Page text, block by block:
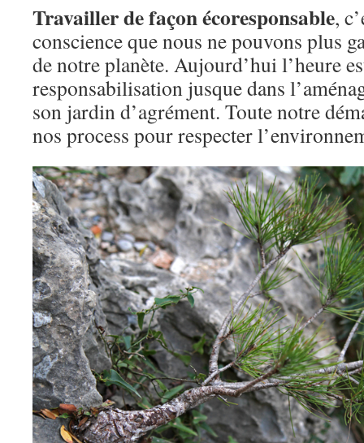
Travailler de façon écoresponsable,
conscience que nous ne pouvons plus
de notre planète. Aujourd’hui l’heure
responsabilisation jusque dans
son jardin d’agrément. Toute notre
nos process pour respecter